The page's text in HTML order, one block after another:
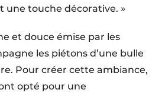
touche décorative. »
et douce émise par les
les piétons d’une bulle
Pour créer cette ambiance,
opté pour une